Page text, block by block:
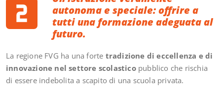
autonoma e speciale: offrire a
tutti una formazione adeguata al
futuro.
La regione FVG ha una forte tradizione di eccellenza e di
innovazione nel settore scolasticopubblico che rischia
di essere indebolita a scapito di una scuola privata.